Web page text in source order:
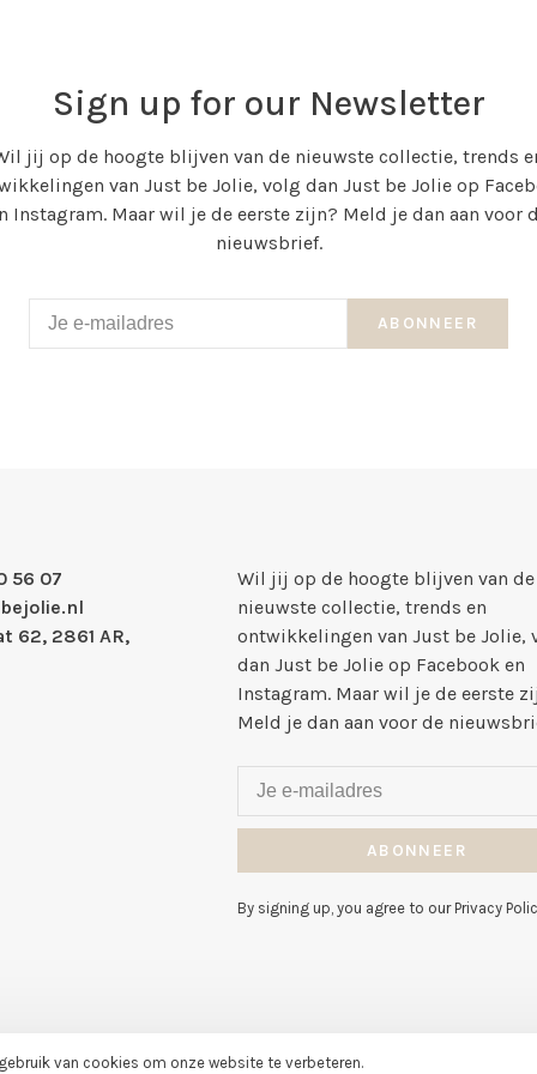
Sign up for our Newsletter
jij op de hoogte blijven van de nieuwste collectie, trends
van Just be Jolie, volg dan Just be Jolie op
Instagram. Maar wil je de eerste zijn? Meld je dan aan voor
nieuwsbrief.
ABONNEER
56 07
62, 2861 AR,
Wil jij op de hoogte blijven van de
nieuwste collectie, trends en
ontwikkelingen van Just be Jolie,
dan Just be Jolie op Facebook en
Instagram. Maar wil je de eerste
Meld je dan aan voor de
ABONNEER
By signing up, you agree to our Privacy
van cookies om onze website te verbeteren.